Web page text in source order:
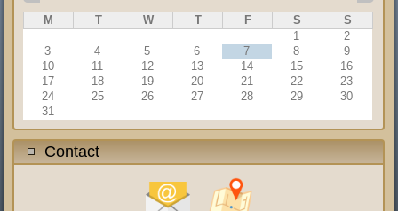
M T W T F S
S
1
2
3
4 5 6 7 8
9
10
11 12 13 14 15
16
17
18 19 20 21 22
23
24
25 26 27 28 29
30
31
Contact